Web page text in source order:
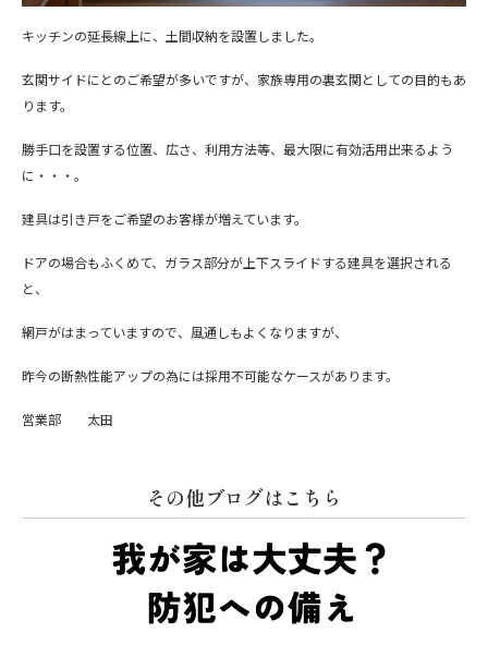
キッチンの延長線上に、土間収納を設置しました。
玄関サイドにとのご希望が多いですが、家族専用の裏玄関としての目的もあ
ります。
勝手口を設置する位置、広さ、利用方法等、最大限に有効活用出来るよう
に・・・。
建具は引き戸をご希望のお客様が増えています。
ドアの場合もふくめて、ガラス部分が上下スライドする建具を選択される
と、
網戸がはまっていますので、風通しもよくなりますが、
昨今の断熱性能アップの為には採用不可能なケースがあります。
営業部 太田
その他ブログはこちら